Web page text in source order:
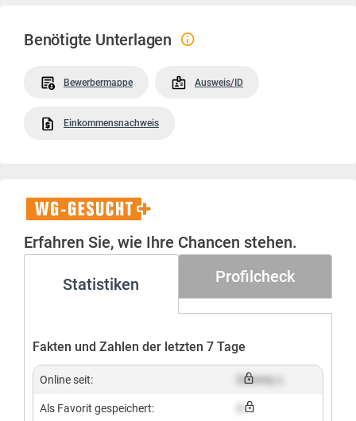
Benötigte Unterlagen
Bewerbermappe Ausweis/ID
Einkommensnachweis
WG-
Gesucht+
Erfahren Sie, wie Ihre Chancen stehen.
Statistiken Profilcheck
Fakten und Zahlen der letzten 7 Tage
Online seit: Dummy x
Als Favorit gespeichert: